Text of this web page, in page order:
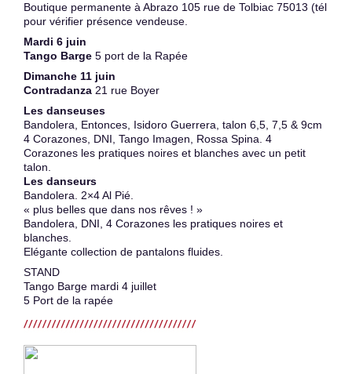
Boutique permanente à Abrazo 105 rue de Tolbiac 75013 (tél
pour vérifier présence vendeuse.
Mardi 6 juin
Tango Barge 5 port de la Rapée
Dimanche 11 juin
Contradanza 21 rue Boyer
Les danseuses
Bandolera, Entonces, Isidoro Guerrera, talon 6,5, 7,5 & 9cm
4 Corazones, DNI, Tango Imagen, Rossa Spina. 4
Corazones les pratiques noires et blanches avec un petit
talon.
Les danseurs
Bandolera. 2×4 Al Pié.
« plus belles que dans nos rêves ! »
Bandolera, DNI, 4 Corazones les pratiques noires et
blanches.
Elégante collection de pantalons fluides.
STAND
Tango Barge mardi 4 juillet
5 Port de la rapée